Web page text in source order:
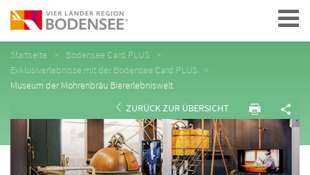
Navigation
Startseite
Bodensee Card PLUS
Exklusiverlebnisse mit der Bodensee Card PLUS
Museum der Mohrenbräu Biererlebniswelt
ZURÜCK ZUR ÜBERSICHT